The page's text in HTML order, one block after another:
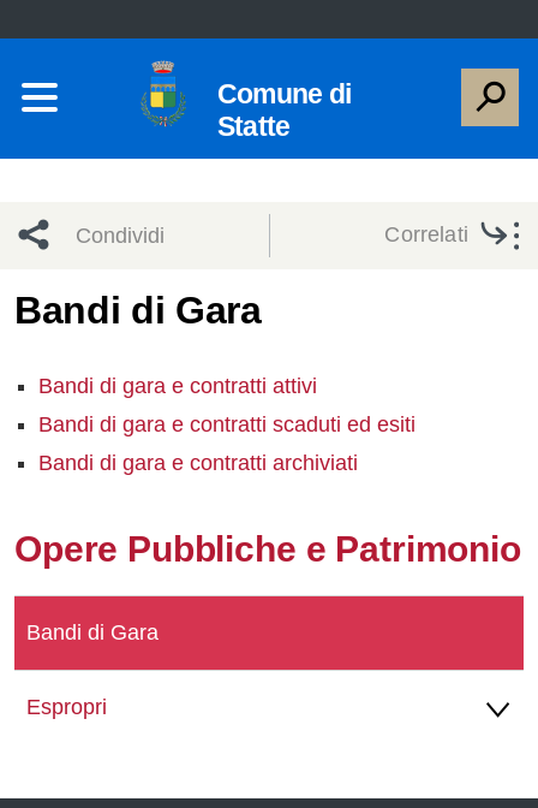
Comune di
Statte
Condividi
network
Condividi
Condividi
Facebook
su
Twitter
Condividi
su
Condividi
Correlati
Bandi di Gara
Bandi di gara e contratti attivi
Bandi di gara e contratti scaduti ed esiti
Bandi di gara e contratti archiviati
Opere Pubbliche e Patrimonio
Bandi di Gara
Espropri